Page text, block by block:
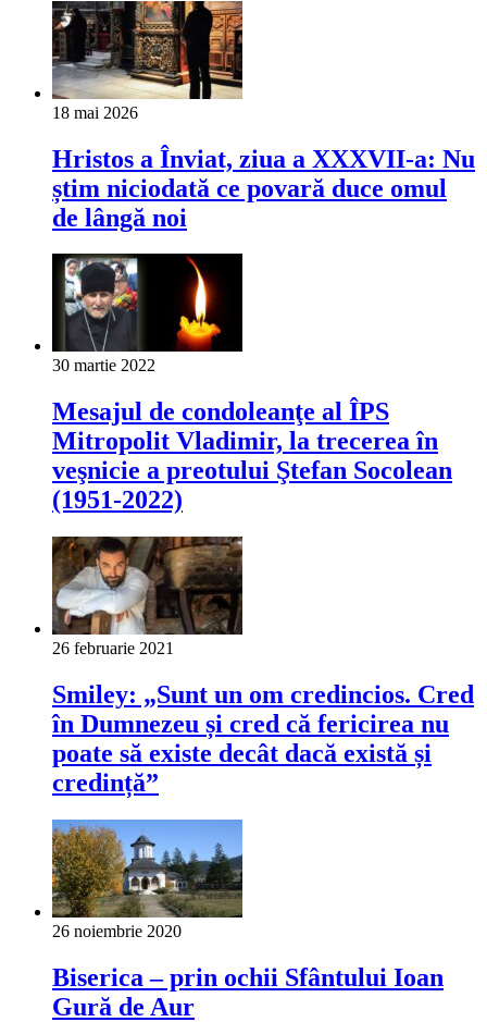
18 mai 2026
Hristos a Înviat, ziua a XXXVII-a: Nu
știm niciodată ce povară duce omul
de lângă noi
30 martie 2022
Mesajul de condoleanţe al ÎPS
Mitropolit Vladimir, la trecerea în
veşnicie a preotului Ştefan Socolean
(1951-2022)
26 februarie 2021
Smiley: „Sunt un om credincios. Cred
în Dumnezeu și cred că fericirea nu
poate să existe decât dacă există și
credință”
26 noiembrie 2020
Biserica – prin ochii Sfântului Ioan
Gură de Aur